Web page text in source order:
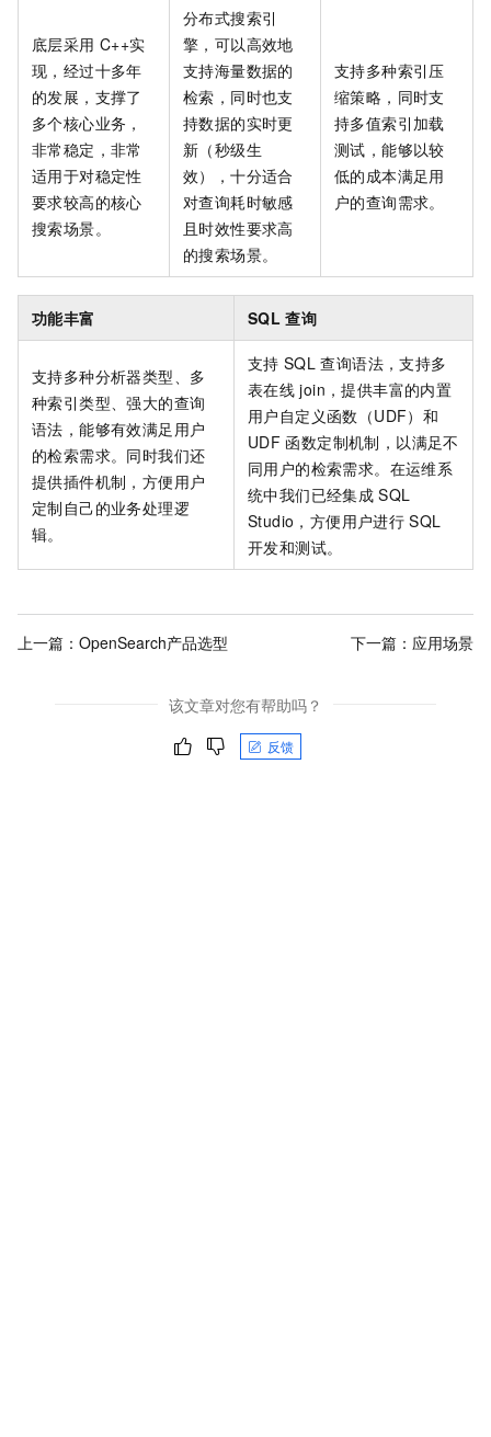
底层采用 C++实
现，经过十多年
的发展，支撑了
多个核心业务，
非常稳定，非常
适用于对稳定性
要求较高的核心
搜索场景。
分布式搜索引
擎，可以高效地
支持海量数据的
检索，同时也支
持数据的实时更
新（秒级生
效），十分适合
对查询耗时敏感
且时效性要求高
的搜索场景。
支持多种索引压
缩策略，同时支
持多值索引加载
测试，能够以较
低的成本满足用
户的查询需求。
功能丰富 SQL 查询
支持多种分析器类型、多
种索引类型、强大的查询
语法，能够有效满足用户
的检索需求。同时我们还
提供插件机制，方便用户
定制自己的业务处理逻
辑。
支持 SQL 查询语法，支持多
表在线 join，提供丰富的内置
用户自定义函数（UDF）和
UDF 函数定制机制，以满足不
同用户的检索需求。在运维系
统中我们已经集成 SQL
Studio，方便用户进行 SQL
开发和测试。
上一篇： OpenSearch产品选型 下一篇： 应用场景
该文章对您有帮助吗？
反馈